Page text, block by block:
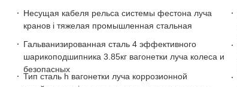
Несущая кабеля рельса системы фестона луча
кранов i тяжелая промышленная стальная
Гальванизированная сталь 4 эффективного
шарикоподшипника 3.85кг вагонетки луча колеса и
безопасных
Тип сталь h вагонетки луча коррозионной